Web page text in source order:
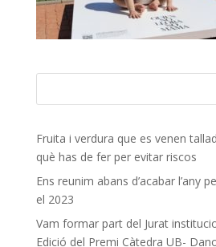
Fruita i verdura que es venen
què has de fer per evitar riscos
Ens reunim abans d’acabar l’any
el 2023
Vam formar part del Jurat
Edició del Premi Càtedra UB-